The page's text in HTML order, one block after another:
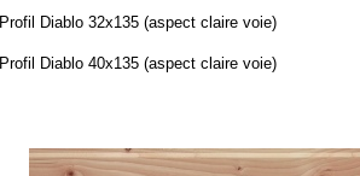
Profil Diablo 32x135 (aspect claire voie)
Profil Diablo 40x135 (aspect claire voie)